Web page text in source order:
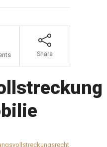
Share